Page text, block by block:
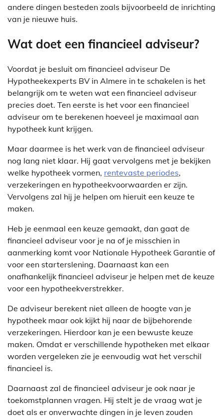
andere dingen besteden zoals bijvoorbeeld de inrichting
van je nieuwe huis.
Wat doet een financieel adviseur?
Voordat je besluit om financieel adviseur De
Hypotheekexperts BV in Almere in te schakelen is het
belangrijk om te weten wat een financieel adviseur
precies doet. Ten eerste is het voor een financieel
adviseur om te berekenen hoeveel je maximaal aan
hypotheek kunt krijgen.
Maar daarmee is het werk van de financieel adviseur
nog lang niet klaar. Hij gaat vervolgens met je bekijken
welke hypotheek vormen, rentevaste periodes,
verzekeringen en hypotheekvoorwaarden er zijn.
Vervolgens zal hij je helpen om hieruit een keuze te
maken.
Heb je eenmaal een keuze gemaakt, dan gaat de
financieel adviseur voor je na of je misschien in
aanmerking komt voor Nationale Hypotheek Garantie of
voor een starterslening. Daarnaast kan een
onafhankelijk financieel adviseur je helpen met de keuze
voor een hypotheekverstrekker.
De adviseur berekent niet alleen de hoogte van je
hypotheek maar ook kijkt hij naar de bijbehorende
verzekeringen. Hierdoor kan je een bewuste keuze
maken. Omdat er verschillende hypotheken met elkaar
worden vergeleken zie je eenvoudig wat het verschil
financieel is.
Daarnaast zal de financieel adviseur je ook naar je
toekomstplannen vragen. Hij stelt je de vraag wat je
doet als er onverwachte dingen in je leven zouden